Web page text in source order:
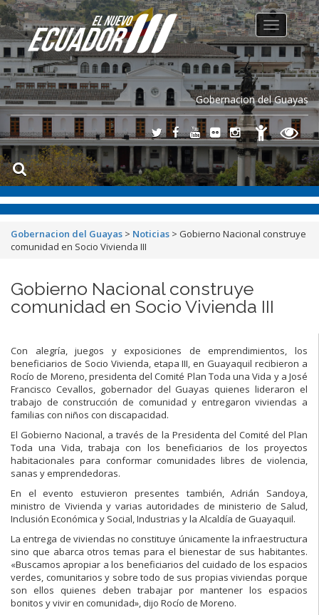
Gobernacion del Guayas
Toggle
navigation
Gobernacion del Guayas > Noticias > Gobierno Nacional construye
comunidad en Socio Vivienda III
Gobierno Nacional construye
comunidad en Socio Vivienda III
Con alegría, juegos y exposiciones de emprendimientos, los
beneficiarios de Socio Vivienda, etapa III, en Guayaquil recibieron a
Rocío de Moreno, presidenta del Comité Plan Toda una Vida y a José
Francisco Cevallos, gobernador del Guayas quienes lideraron el
trabajo de construcción de comunidad y entregaron viviendas a
familias con niños con discapacidad.
El Gobierno Nacional, a través de la Presidenta del Comité del Plan
Toda una Vida, trabaja con los beneficiarios de los proyectos
habitacionales para conformar comunidades libres de violencia,
sanas y emprendedoras.
En el evento estuvieron presentes también, Adrián Sandoya,
ministro de Vivienda y varias autoridades de ministerio de Salud,
Inclusión Económica y Social, Industrias y la Alcaldía de Guayaquil.
La entrega de viviendas no constituye únicamente la infraestructura
sino que abarca otros temas para el bienestar de sus habitantes.
«Buscamos apropiar a los beneficiarios del cuidado de los espacios
verdes, comunitarios y sobre todo de sus propias viviendas porque
son ellos quienes deben trabajar por mantener los espacios
bonitos y vivir en comunidad», dijo Rocío de Moreno.